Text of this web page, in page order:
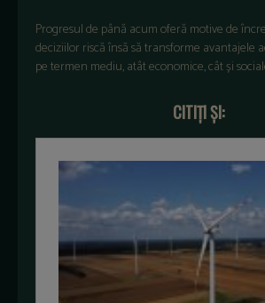
Progresul de până acum oferă motive de
deciziilor riscăînsă să transforme avantajele
pe termen mediu, atât economice, câtși
CITIȚI ȘI: